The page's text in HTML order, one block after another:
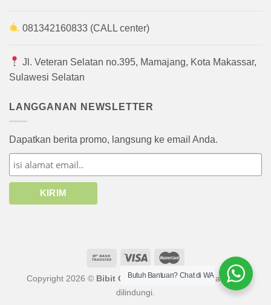
081342160833 (CALL center)
Jl. Veteran Selatan no.395, Mamajang, Kota Makassar,
Sulawesi Selatan
LANGGANAN NEWSLETTER
Dapatkan berita promo, langsung ke email Anda.
Copyright 2026 © Bibit Onlineatau afiliasinya. Hak cipta
dilindungi.
Butuh Bantuan? Chat di WA